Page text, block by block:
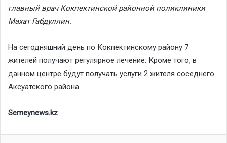
главный врач Кокпектинской районной поликлиники
Махат Габдуллин.
На сегодняшний день по Кокпектинскому району 7
жителей получают регулярное лечение. Кроме того, в
данном центре будут получать услуги 2 жителя соседнего
Аксуатского района.
Semeynews.kz